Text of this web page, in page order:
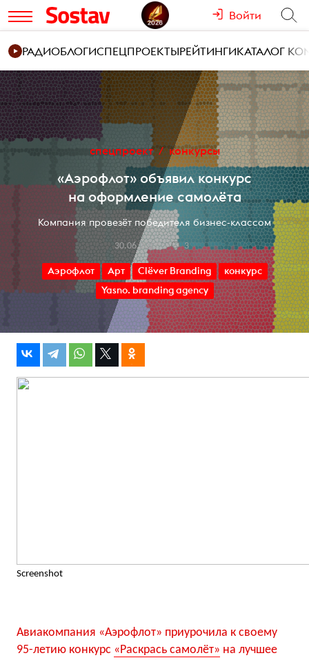
Войти
РАДИОБЛОГИСПЕЦПРОЕКТЫРЕЙТИНГИКАТАЛОГ
спецпроект конкурсы
«Аэрофлот» объявил конкурс
на оформление самолёта
Компания провезёт победителя бизнес-классом
30.06.2017 3
Аэрофлот Арт Clёver Branding
конкурс
Yasno. branding agency
Screenshot
Авиакомпания «Аэрофлот» приурочила к своему
95-летию конкурс «Раскрась самолёт» на лучшее